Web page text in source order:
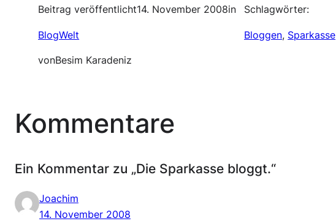
Beitrag veröffentlicht14. November 2008in
BlogWelt
vonBesim Karadeniz
Schlagwörter:
Bloggen, Sparkasse
Kommentare
Ein Kommentar zu „Die Sparkasse bloggt.“
Joachim
14. November 2008